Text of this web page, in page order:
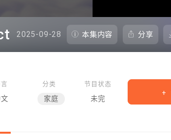
2025-09-28 本集内容 分享
分类
家庭
节目状态
未完